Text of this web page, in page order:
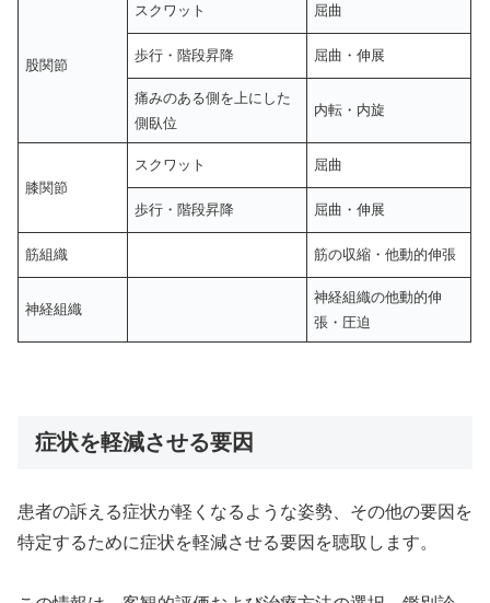
股関節
スクワット 屈曲
歩行・階段昇降 屈曲・伸展
痛みのある側を上にした
側臥位
内転・内旋
膝関節
スクワット 屈曲
歩行・階段昇降 屈曲・伸展
筋組織 筋の収縮・他動的伸張
神経組織
神経組織の他動的伸
張・圧迫
症状を軽減させる要因
患者の訴える症状が軽くなるような姿勢、その他の要因を
特定するために症状を軽減させる要因を聴取します。